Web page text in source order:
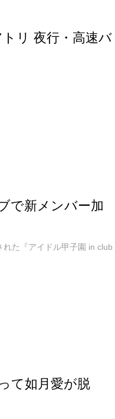
リ 夜行・高速バ
で新メンバー加
た『アイドル甲子園 in club
て如月愛が脱